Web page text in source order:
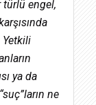
engel,
Yetkili
ya da
ne